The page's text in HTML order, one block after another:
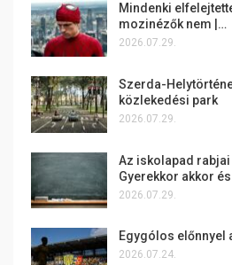
Mindenki
mozinézők nem |…
2026.07.29.
Szerda-
közlekedési park
2026.07.29.
Az iskolapad rabjai
Gyerekkor akkor
2026.07.29.
Egygólos előnnyel
2026.07.24.